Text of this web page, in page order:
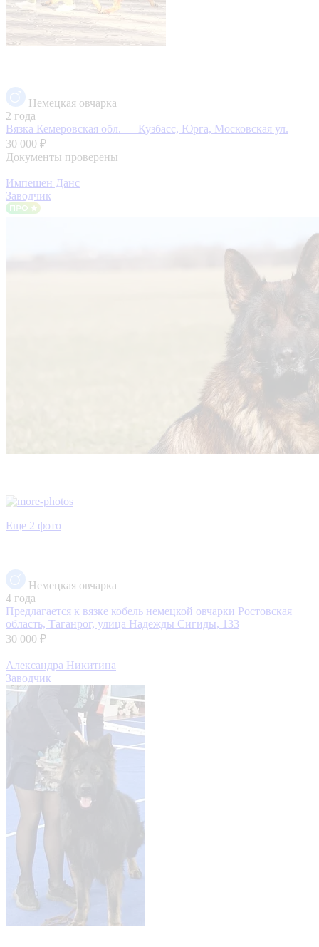
Немецкая овчарка
2 года
Вязка Кемеровская обл. — Кузбасс, Юрга, Московская ул.
30 000 ₽
Документы проверены
Импешен Данс
Заводчик
Еще 2 фото
Немецкая овчарка
4 года
Предлагается к вязке кобель немецкой овчарки Ростовская
область, Таганрог, улица Надежды Сигиды, 133
30 000 ₽
Александра Никитина
Заводчик